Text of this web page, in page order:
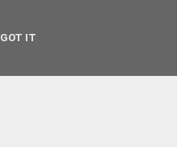
GOT IT